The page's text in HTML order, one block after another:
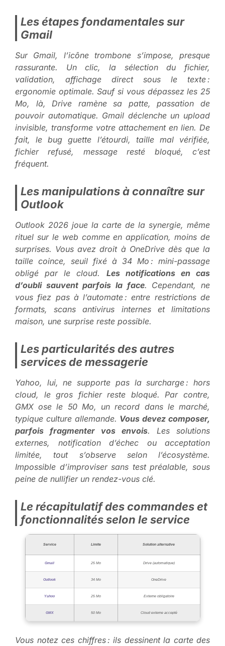
Les étapes fondamentales sur
Gmail
Sur Gmail, l’icône trombone s’impose, presque
rassurante. Un clic, la sélection du fichier,
validation, affichage direct sous le texte :
ergonomie optimale. Sauf si vous dépassez les 25
Mo, là, Drive ramène sa patte, passation de
pouvoir automatique. Gmail déclenche un upload
invisible, transforme votre attachement en lien. De
fait, le bug guette l’étourdi, taille mal vérifiée,
fichier refusé, message resté bloqué, c’est
fréquent.
Les manipulations à connaître sur
Outlook
Outlook 2026 joue la carte de la synergie, même
rituel sur le web comme en application, moins de
surprises. Vous avez droit à OneDrive dès que la
taille coince, seuil fixé à 34 Mo : mini-passage
obligé par le cloud. Les notifications en cas
d’oubli sauvent parfois la face. Cependant, ne
vous fiez pas à l’automate : entre restrictions de
formats, scans antivirus internes et limitations
maison, une surprise reste possible.
Les particularités des autres
services de messagerie
Yahoo, lui, ne supporte pas la surcharge : hors
cloud, le gros fichier reste bloqué. Par contre,
GMX ose le 50 Mo, un record dans le marché,
typique culture allemande. Vous devez composer,
parfois fragmenter vos envois. Les solutions
externes, notification d’échec ou acceptation
limitée, tout s’observe selon l’écosystème.
Impossible d’improviser sans test préalable, sous
peine de nullifier un rendez-vous clé.
Le récapitulatif des commandes et
fonctionnalités selon le service
Service Limite Solution alternative
Gmail 25 Mo Drive (automatique)
Outlook 34 Mo OneDrive
Yahoo 25 Mo Externe obligatoire
GMX 50 Mo Cloud externe accepté
Vous notez ces chiffres : ils dessinent la carte des